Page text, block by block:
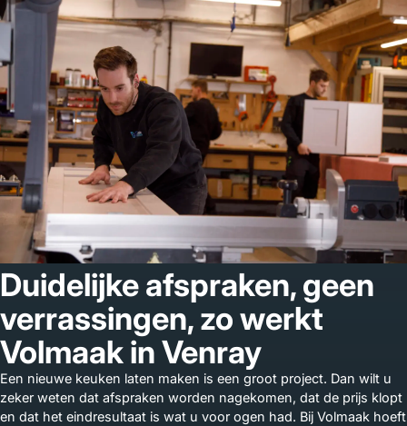
Duidelijke afspraken, geen
verrassingen, zo werkt
Volmaak in Venray
Een nieuwe keuken laten maken is een groot project. Dan wilt u
zeker weten dat afspraken worden nagekomen, dat de prijs klopt
en dat het eindresultaat is wat u voor ogen had. Bij Volmaak hoeft